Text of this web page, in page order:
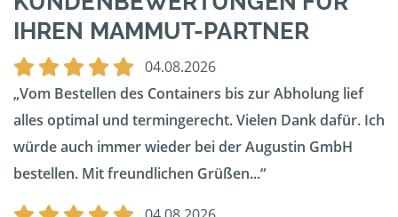
IHREN MAMMUT-PARTNER
04.08.2026
Vom Bestellen des Containers bis zur Abholung lief
alles optimal und termingerecht. Vielen Dank dafür. Ich
würde auch immer wieder bei der Augustin GmbH
bestellen. Mit freundlichen Grüßen...